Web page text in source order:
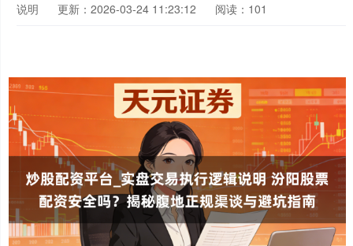
说明
更新：2026-03-24 11:23:12 阅读：101